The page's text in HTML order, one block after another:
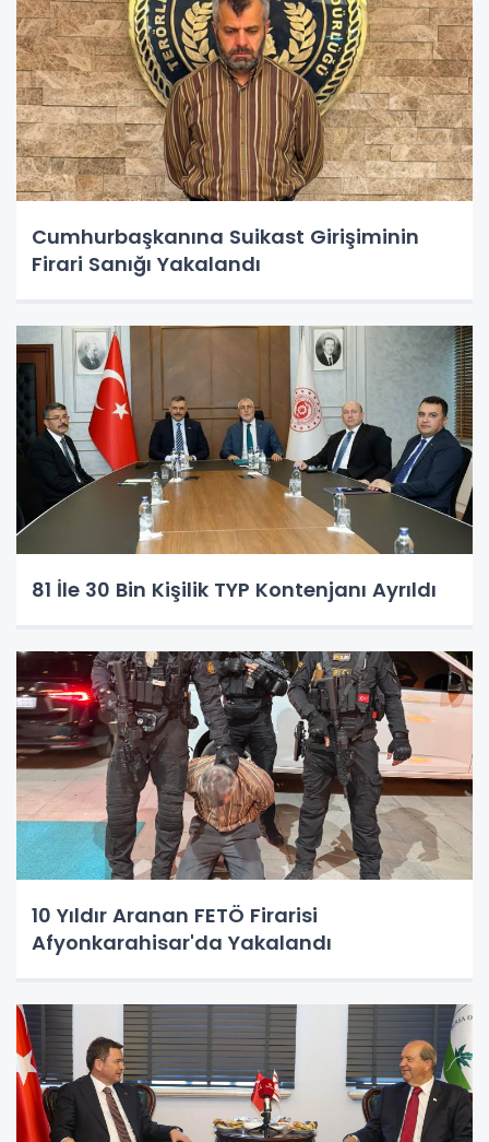
Cumhurbaşkanına Suikast Girişiminin
Firari Sanığı Yakalandı
81 İle 30 Bin Kişilik TYP Kontenjanı Ayrıldı
10 Yıldır Aranan FETÖ Firarisi
Afyonkarahisar'da Yakalandı